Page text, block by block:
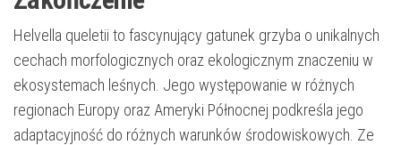
Helvella queletii to fascynujący gatunek grzyba o unikalnych
cechach morfologicznych oraz ekologicznym znaczeniu w
ekosystemach leśnych. Jego występowanie w różnych
regionach Europy oraz Ameryki Północnej podkreśla jego
adaptacyjność do różnych warunków środowiskowych. Ze